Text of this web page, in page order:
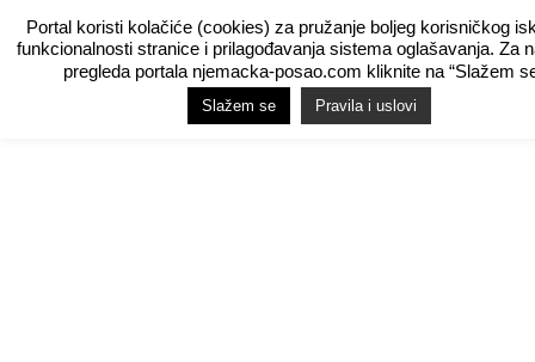
Portal koristi kolačiće (cookies) za pružanje boljeg korisničkog
funkcionalnosti stranice i prilagođavanja sistema oglašavanja. Za
pregleda portala njemacka-posao.com kliknite na “Slažem
Slažem se Pravila i uslovi